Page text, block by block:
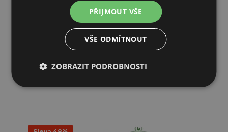
PŘIJMOUT VŠE
VŠE ODMÍTNOUT
ZOBRAZIT PODROBNOSTI